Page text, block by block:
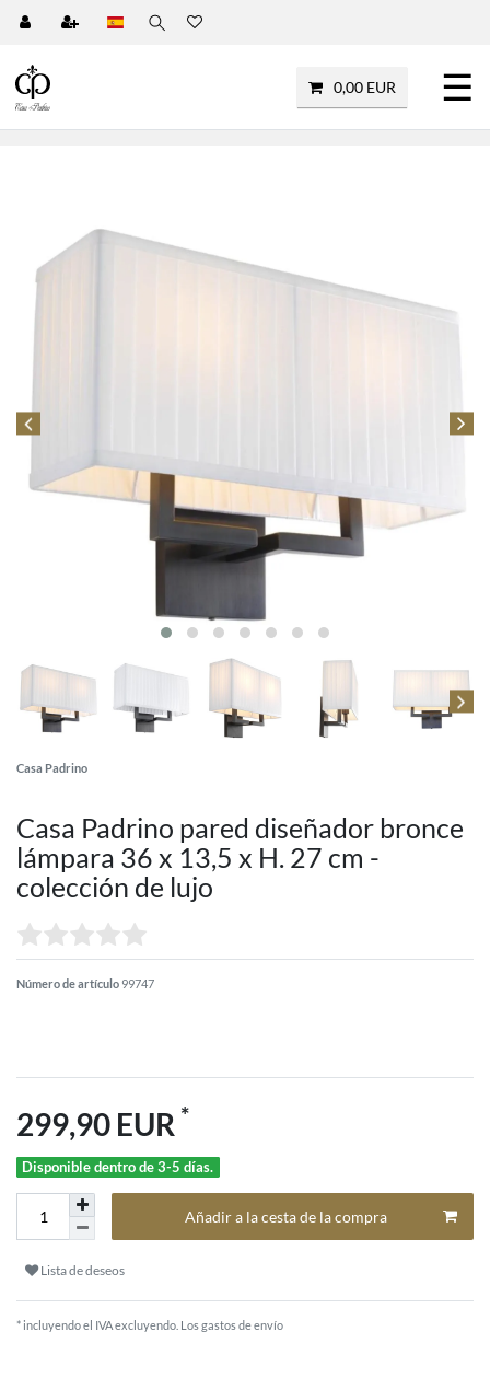
0,00 EUR ☰
Casa Padrino
Casa Padrino pared diseñador bronce
lámpara 36 x 13,5 x H. 27 cm -
colección de lujo
Número de artículo 99747
299,90 EUR *
Disponible dentro de 3-5 días.
Añadir a la cesta de la compra
Lista de deseos
* incluyendo el IVA excluyendo. Los gastos de envío